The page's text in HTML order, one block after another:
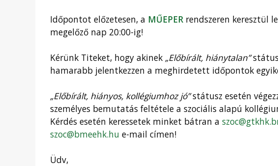
Időpontot előzetesen, a MŰEPER rendszeren keresztül
megelőző nap 20:00-ig!
Kérünk Titeket, hogy akinek „Előbírált, hiánytalan”
hamarabb jelentkezzen a meghirdetett időpontok
„Előbírált, hiányos, kollégiumhoz jó”státusz esetén
személyes bemutatás feltétele a szociális alapú
Kérdés esetén keressetek minket bátran a
szoc@bmeehk.hu e-mail címen!
Üdv,